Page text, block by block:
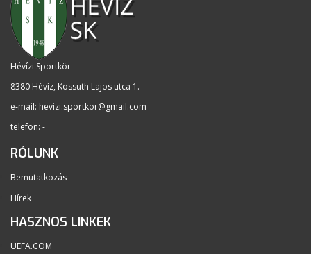
Hévízi Sportkör
8380 Hévíz, Kossuth Lajos utca 1 .
e-mail: hevizi.sportkor@gmail.com
telefon: -
RÓLUNK
Bemutatkozás
Hírek
HASZNOS LINKEK
UEFA.COM